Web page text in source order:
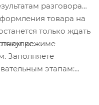
разговора
товара на
только ждать
режиме
Заполняете
этапам: